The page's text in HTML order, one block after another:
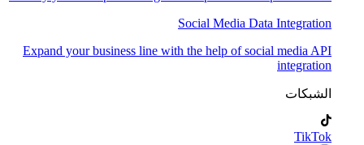
Social Media Data Integration
Expand your business line with the help of social media API
integration
الشبكات
TikTok